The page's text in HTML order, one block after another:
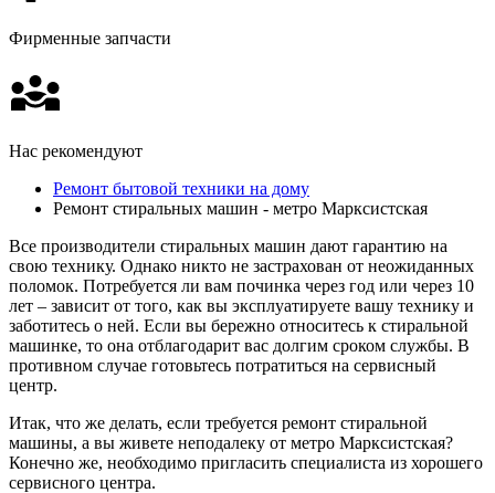
Фирменные запчасти
Нас рекомендуют
Ремонт бытовой техники на дому
Ремонт стиральных машин - метро Марксистская
Все производители стиральных машин дают гарантию на
свою технику. Однако никто не застрахован от неожиданных
поломок. Потребуется ли вам починка через год или через 10
лет – зависит от того, как вы эксплуатируете вашу технику и
заботитесь о ней. Если вы бережно относитесь к стиральной
машинке, то она отблагодарит вас долгим сроком службы. В
противном случае готовьтесь потратиться на сервисный
центр.
Итак, что же делать, если требуется ремонт стиральной
машины, а вы живете неподалеку от метро Марксистская?
Конечно же, необходимо пригласить специалиста из хорошего
сервисного центра.